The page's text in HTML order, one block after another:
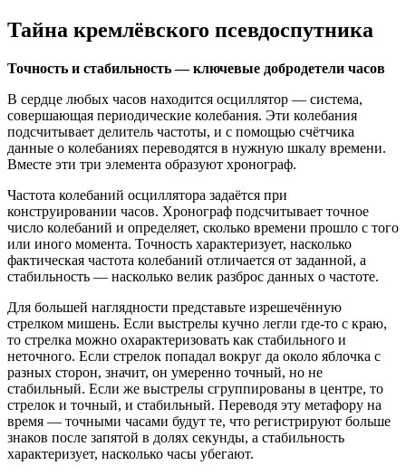
Тайна кремлёвского псевдоспутника
Точность и стабильность — ключевые добродетели часов
В сердце любых часов находится осциллятор — система,
совершающая периодические колебания. Эти колебания
подсчитывает делитель частоты, и с помощью счётчика
данные о колебаниях переводятся в нужную шкалу времени.
Вместе эти три элемента образуют хронограф.
Частота колебаний осциллятора задаётся при
конструировании часов. Хронограф подсчитывает точное
число колебаний и определяет, сколько времени прошло с того
или иного момента. Точность характеризует, насколько
фактическая частота колебаний отличается от заданной, а
стабильность — насколько велик разброс данных о частоте.
Для большей наглядности представьте изрешечённую
стрелком мишень. Если выстрелы кучно легли где-то с краю,
то стрелка можно охарактеризовать как стабильного и
неточного. Если стрелок попадал вокруг да около яблочка с
разных сторон, значит, он умеренно точный, но не
стабильный. Если же выстрелы сгруппированы в центре, то
стрелок и точный, и стабильный. Переводя эту метафору на
время — точными часами будут те, что регистрируют больше
знаков после запятой в долях секунды, а стабильность
характеризует, насколько часы убегают.